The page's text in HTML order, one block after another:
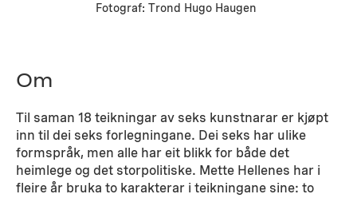
Fotograf: Trond Hugo Haugen
Om
Til saman 18 teikningar av seks kunstnarar er kjøpt
inn til dei seks forlegningane. Dei seks har ulike
formspråk, men alle har eit blikk for både det
heimlege og det storpolitiske. Mette Hellenes har i
fleire år bruka to karakterar i teikningane sine: to